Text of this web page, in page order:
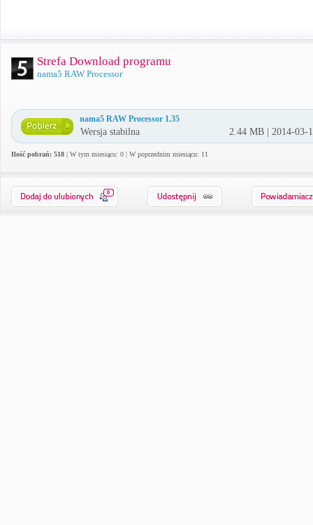
Strefa Download programu
nama5 RAW Processor
nama5 RAW Processor 1.35
Wersja stabilna 2.44 MB | 2014-03-
Ilość pobrań: 518 | W tym miesiącu: 0 | W poprzednim miesiącu: 11
0